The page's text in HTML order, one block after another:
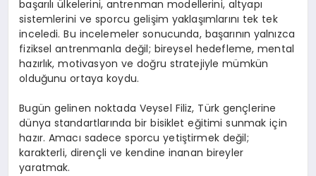
başarılı ülkelerini, antrenman modellerini, altyapı
sistemlerini ve sporcu gelişim yaklaşımlarını tek tek
inceledi. Bu incelemeler sonucunda, başarının yalnızca
fiziksel antrenmanla değil; bireysel hedefleme, mental
hazırlık, motivasyon ve doğru stratejiyle mümkün
olduğunu ortaya koydu.
Bugün gelinen noktada Veysel Filiz, Türk gençlerine
dünya standartlarında bir bisiklet eğitimi sunmak için
hazır. Amacı sadece sporcu yetiştirmek değil;
karakterli, dirençli ve kendine inanan bireyler
yaratmak.